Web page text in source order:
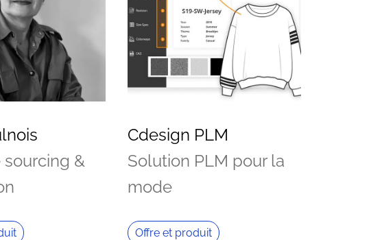
sourcing &
Cdesign PLM
Solution PLM pour la
mode
Offre et produit